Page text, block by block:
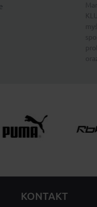
KONTAKT